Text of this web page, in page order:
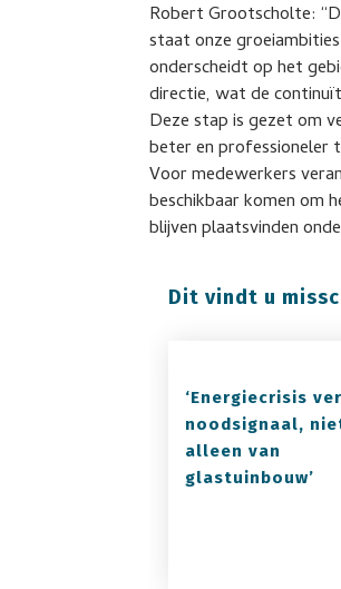
Robert Grootscholte:
staat onze
onderscheidt op het
directie, wat de
Deze stap is gezet om
beter en professioneler
Voor medewerkers
beschikbaar komen om
blijven plaatsvinden
Dit vindt u
‘Energiecrisis
noodsignaal,
alleen van
glastuinbouw’